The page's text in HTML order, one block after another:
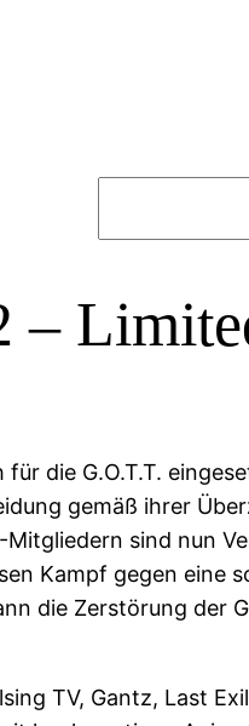
e
–
für die G.O.T.T.
gemäß ihrer
Mitgliedern sind nun
Kampf gegen eine
die Zerstörung der
TV, Gantz, Last